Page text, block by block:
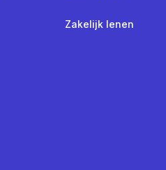
Zakelijk lenen